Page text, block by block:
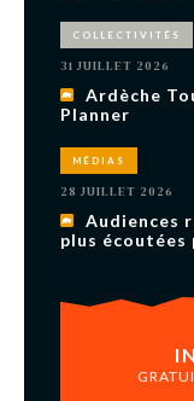
COLLECTIVITÉS
31 JUILLET 2026
Ardèche
Planner
MÉDIAS
28 JUILLET 2026
Audiences
plus écoutées